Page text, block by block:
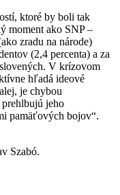
ktoré by boli tak
moment ako SNP –
zradu na národe)
(2,4 percenta) a za
V krízovom
hľadá ideové
je chybou
jeho
pamäťových bojov“.
Szabó.